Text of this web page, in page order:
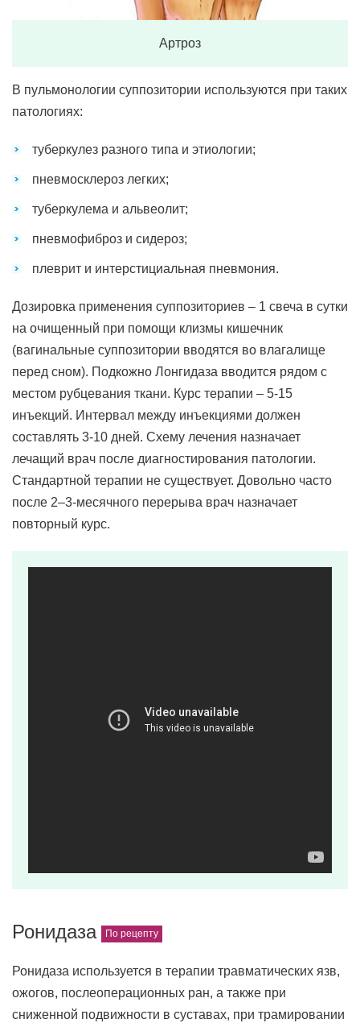
Артроз
В пульмонологии суппозитории используются при таких
патологиях:
туберкулез разного типа и этиологии;
пневмосклероз легких;
туберкулема и альвеолит;
пневмофиброз и сидероз;
плеврит и интерстициальная пневмония.
Дозировка применения суппозиториев – 1 свеча в сутки
на очищенный при помощи клизмы кишечник
(вагинальные суппозитории вводятся во влагалище
перед сном). Подкожно Лонгидаза вводится рядом с
местом рубцевания ткани. Курс терапии – 5-15
инъекций. Интервал между инъекциями должен
составлять 3-10 дней. Схему лечения назначает
лечащий врач после диагностирования патологии.
Стандартной терапии не существует. Довольно часто
после 2–3-месячного перерыва врач назначает
повторный курс.
Ронидаза
Ронидаза используется в терапии травматических язв,
ожогов, послеоперационных ран, а также при
сниженной подвижности в суставах, при трамировании